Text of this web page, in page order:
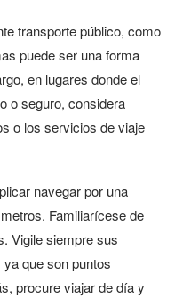
transporte público, como
puede ser una forma
en lugares donde el
o seguro, considera
o los servicios de viaje
navegar por una
Familiarícese de
Vigile siempre sus
que son puntos
procure viajar de día y